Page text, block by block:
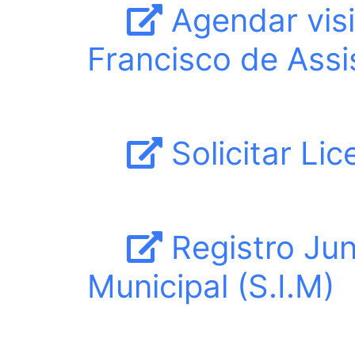
Agendar
Francisco de
Solicitar
Registro
Municipal (S.I.M)